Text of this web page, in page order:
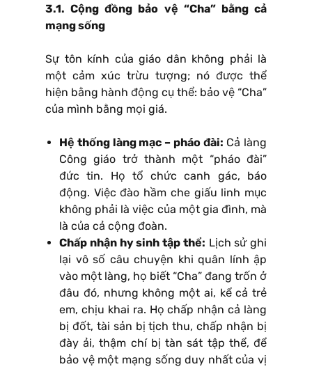
3.1. Cộng đồng bảo vệ “Cha” bằng cả
mạng sống
Sự tôn kính của giáo dân không phải là
một cảm xúc trừu tượng; nó được thể
hiện bằng hành động cụ thể: bảo vệ “Cha”
của mình bằng mọi giá.
Hệ thống làng mạc – pháo đài: Cả làng
Công giáo trở thành một “pháo đài”
đức tin. Họ tổ chức canh gác, báo
động. Việc đào hầm che giấu linh mục
không phải là việc của một gia đình, mà
là của cả cộng đoàn.
Chấp nhận hy sinh tập thể: Lịch sử ghi
lại vô số câu chuyện khi quân lính ập
vào một làng, họ biết “Cha” đang trốn ở
đâu đó, nhưng không một ai, kể cả trẻ
em, chịu khai ra. Họ chấp nhận cả làng
bị đốt, tài sản bị tịch thu, chấp nhận bị
đày ải, thậm chí bị tàn sát tập thể, để
bảo vệ một mạng sống duy nhất của vị